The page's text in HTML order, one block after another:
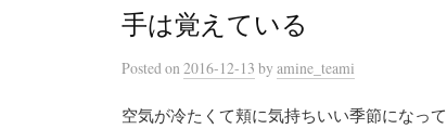
手は覚えている
Postedon 2016-12-13 by amine_teami
空気が冷たくて頬に気持ちいい季節になっ